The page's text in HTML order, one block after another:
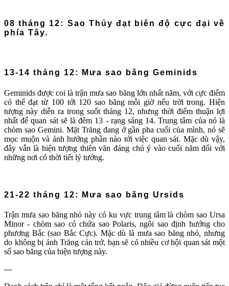
08 tháng 12: Sao Thủy đạt biên độ cực đại về
phía Tây.
13-14 tháng 12: Mưa sao băng Geminids
Geminids được coi là trận mưa sao băng lớn nhất năm, với cực điểm
có thể đạt từ 100 tới 120 sao băng mỗi giờ nếu trời trong. Hiện
tượng này diễn ra trong suốt tháng 12, nhưng thời điểm thuận lợi
nhất để quan sát sẽ là đêm 13 - rạng sáng 14. Trung tâm của nó là
chòm sao Gemini. Mặt Trăng đang ở gần pha cuối của mình, nó sẽ
mọc muộn và ảnh hưởng phần nào tới việc quan sát. Mặc dù vậy,
đây vẫn là hiện tượng thiên văn đáng chú ý vào cuối năm đối với
những nơi có thời tiết lý tưởng.
21-22 tháng 12: Mưa sao băng Ursids
Trận mưa sao băng nhỏ này có ku vực trung tâm là chòm sao Ursa
Minor - chòm sao có chứa sao Polaris, ngôi sao định hướng cho
phương Bắc (sao Bắc Cực). Mặc dù là mưa sao băng nhỏ, nhưng
do không bị ánh Trăng cản trở, bạn sẽ có nhiều cơ hội quan sát một
số sao băng của hiện tượng này.
---